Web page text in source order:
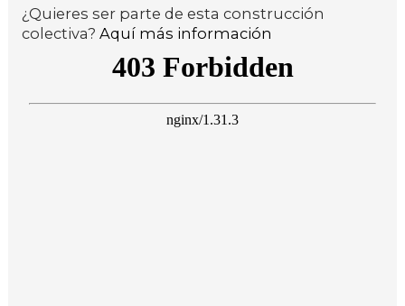
¿Quieres ser parte de esta construcción
colectiva? Aquí más información